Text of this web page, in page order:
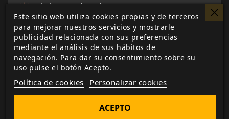
Biblioteca digital
actualizada con todos los juego canjeados
o comprados.
DESCRIPCIÓN
Este sitio web utiliza cookies propias y de terceros
para mejorar nuestros servicios y mostrarle
publicidad relacionada con sus preferencias
mediante el análisis de sus hábitos de
navegación. Para dar su consentimiento sobre su
uso pulse el botón Acepto.
Política de cookies Personalizar cookies
ACEPTO